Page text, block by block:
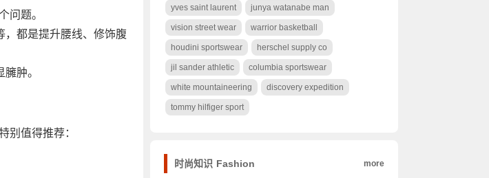
问题。
，都是提升腰线、修饰腹
肿。
别值得推荐：
yves saint laurent junya watanabe man
vision street wear warrior basketball
houdini sportswear herschel supply co
jil sander athletic columbia sportswear
white mountaineering discovery expedition
tommy hilfiger sport
时尚知识 Fashion more